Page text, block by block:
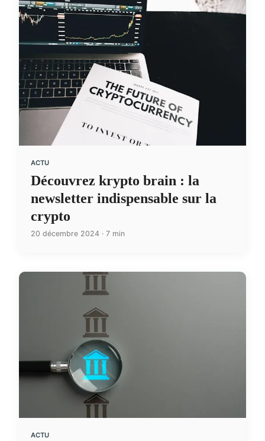
ACTU
Découvrez krypto brain : la
newsletter indispensable sur la
crypto
20 décembre 2024 · 7 min
ACTU